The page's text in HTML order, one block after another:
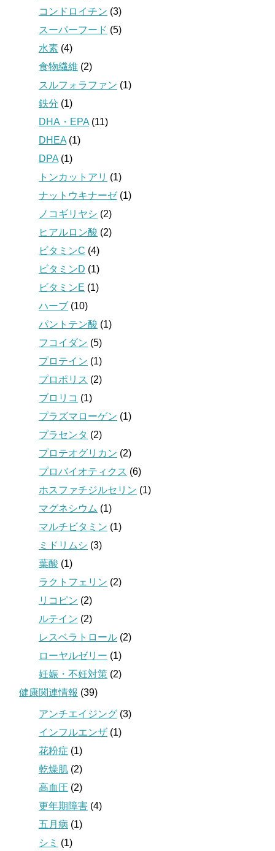
コンドロイチン (3)
スーパーフード (5)
水素 (4)
食物繊維 (2)
スルフォラファン (1)
鉄分 (1)
DHA・EPA (11)
DHEA (1)
DPA (1)
トンカットアリ (1)
ナットウキナーゼ(1)
ノコギリヤシ (2)
ヒアルロン酸 (2)
ビタミンC (4)
ビタミンD (1)
ビタミンE (1)
ハーブ (10)
パントテン酸 (1)
フコイダン (5)
プロテイン (1)
プロポリス (2)
ブロリコ (1)
プラズマローゲン (1)
プラセンタ (2)
プロテオグリカン (2)
プロバイオティクス (6)
ホスファチジルセリン (1)
マグネシウム (1)
マルチビタミン (1)
ミドリムシ (3)
葉酸 (1)
ラクトフェリン (2)
リコピン (2)
ルテイン (2)
レスベラトロール (2)
ローヤルゼリー (1)
妊娠・不妊対策 (2)
健康関連情報 (39)
アンチエイジング (3)
インフルエンザ (1)
花粉症 (1)
乾燥肌 (2)
高血圧 (2)
更年期障害 (4)
五月病 (1)
シミ (1)